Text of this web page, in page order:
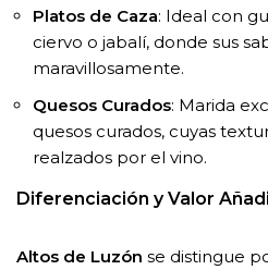
Platos de Caza: Ideal con
ciervo o jabalí, donde sus
maravillosamente.
Quesos Curados: Marida
quesos curados, cuyas
realzados por el vino.
Diferenciación y Valor
Altos de Luzón se distingue